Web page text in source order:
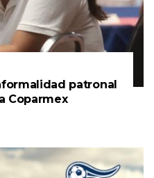
patronal
Coparmex